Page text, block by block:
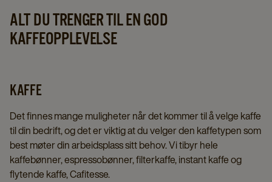
ALT DU TRENGER TIL EN GOD
KAFFEOPPLEVELSE
KAFFE
Det finnes mange muligheter når det kommer til å velge kaffe
til din bedrift, og det er viktig at du velger den kaffetypen som
best møter din arbeidsplass sitt behov. Vi tibyr hele
kaffebønner, espressobønner, filterkaffe, instant kaffe og
flytende kaffe, Cafitesse.